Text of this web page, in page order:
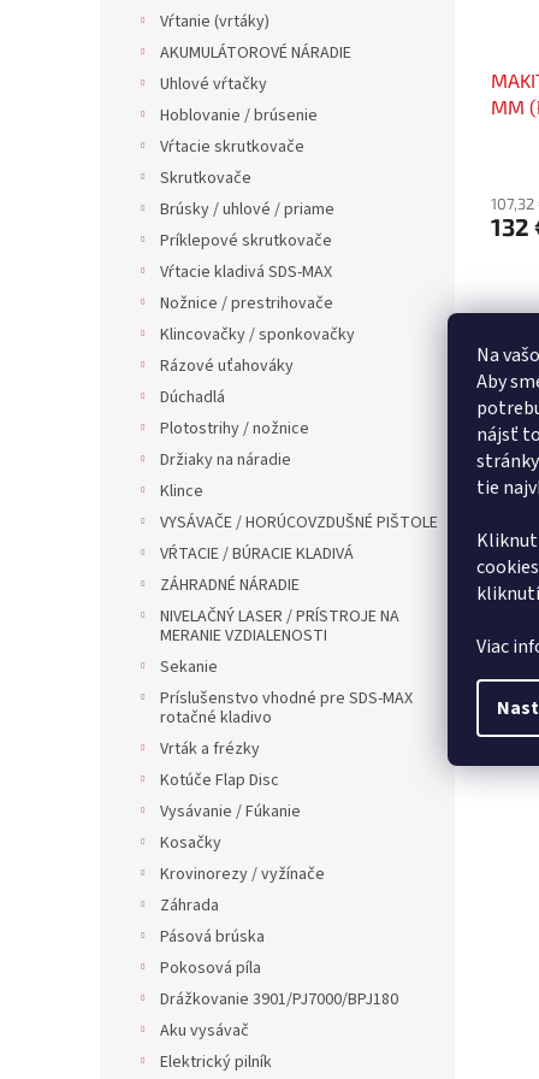
Na
Aby
nájsť
tie
Viac
Vŕtanie (vrtáky)
AKUMULÁTOROVÉ NÁRADIE
Uhlové vŕtačky
Hoblovanie / brúsenie
Vŕtacie skrutkovače
Skrutkovače
Brúsky / uhlové / priame
Príklepové skrutkovače
Vŕtacie kladivá SDS-MAX
Nožnice / prestrihovače
Klincovačky / sponkovačky
Rázové uťahováky
Dúchadlá
Plotostrihy / nožnice
Držiaky na náradie
Klince
VYSÁVAČE / HORÚCOVZDUŠNÉ PIŠTOLE
VŔTACIE / BÚRACIE KLADIVÁ
ZÁHRADNÉ NÁRADIE
NIVELAČNÝ LASER / PRÍSTROJE NA
MERANIE VZDIALENOSTI
Sekanie
Príslušenstvo vhodné pre SDS-MAX
rotačné kladivo
Vrták a frézky
Kotúče Flap Disc
Vysávanie / Fúkanie
Kosačky
Krovinorezy / vyžínače
Záhrada
Pásová brúska
Pokosová píla
Drážkovanie 3901/PJ7000/BPJ180
Aku vysávač
Elektrický pilník
MM
132